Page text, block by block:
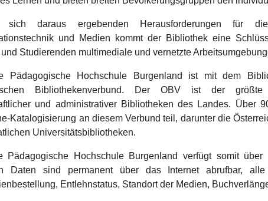
daraus ergebenden Herausforderungen für
und Medien kommt der Bibliothek eine
Studierenden multimediale und vernetzte
Pädagogische Hochschule Burgenland ist mit dem
Bibliothekenverbund. Der OBV ist der größte
und administrativer Bibliotheken des Landes. Über
Katalogisierung an diesem Verbund teil, darunter die
Universitätsbibliotheken.
Pädagogische Hochschule Burgenland verfügt somit über
Daten sind permanent über das Internet abrufbar,
Entlehnstatus, Standort der Medien,